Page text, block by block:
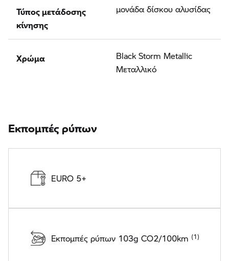
Τύπος μετάδοσης
κίνησης
μονάδα δίσκου αλυσίδας
Χρώμα
Black Storm Metallic
Μεταλλικό
Εκπομπές ρύπων
EURO 5+
Εκπομπές ρύπων 103g CO2/100km